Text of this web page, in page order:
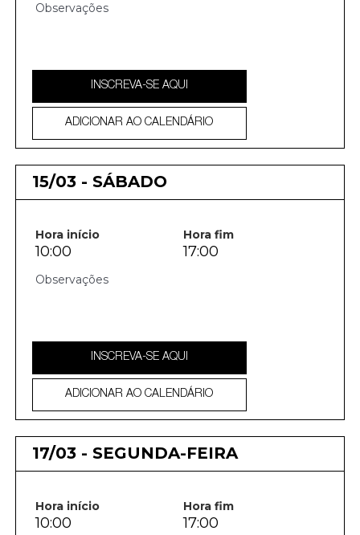
INSCREVA-SE AQUI
ADICIONAR AO CALENDÁRIO
15/03 - SÁBADO
Hora início Hora fim
10:00 17:00
INSCREVA-SE AQUI
ADICIONAR AO CALENDÁRIO
17/03 - SEGUNDA-FEIRA
Hora início Hora fim
10:00 17:00